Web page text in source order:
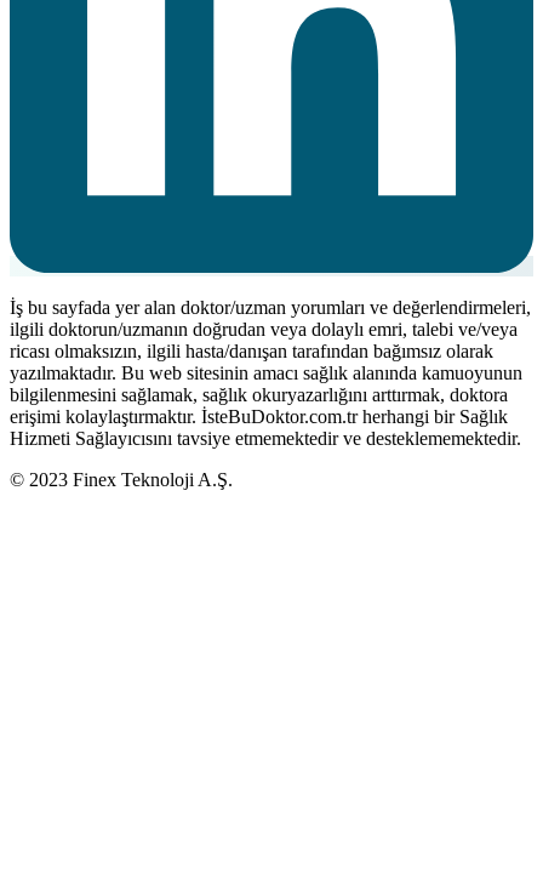
İş bu sayfada yer alan doktor/uzman yorumları ve değerlendirmeleri,
ilgili doktorun/uzmanın doğrudan veya dolaylı emri, talebi ve/veya
ricası olmaksızın, ilgili hasta/danışan tarafından bağımsız olarak
yazılmaktadır. Bu web sitesinin amacı sağlık alanında kamuoyunun
bilgilenmesini sağlamak, sağlık okuryazarlığını arttırmak, doktora
erişimi kolaylaştırmaktır. İsteBuDoktor.com.tr herhangi bir Sağlık
Hizmeti Sağlayıcısını tavsiye etmemektedir ve desteklememektedir.
© 2023 Finex Teknoloji A.Ş.